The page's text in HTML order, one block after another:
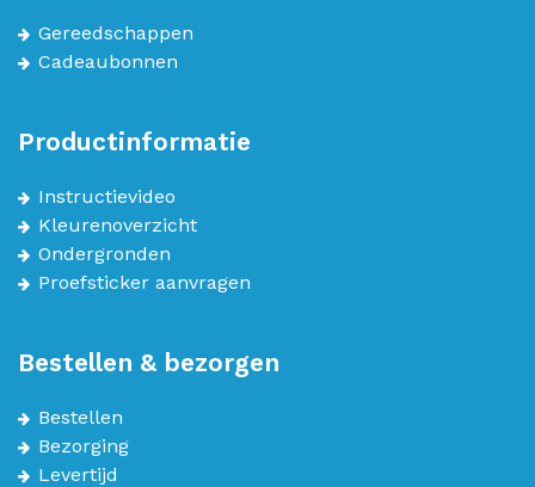
Gereedschappen
Cadeaubonnen
Productinformatie
Instructievideo
Kleurenoverzicht
Ondergronden
Proefsticker aanvragen
Bestellen & bezorgen
Bestellen
Bezorging
Levertijd